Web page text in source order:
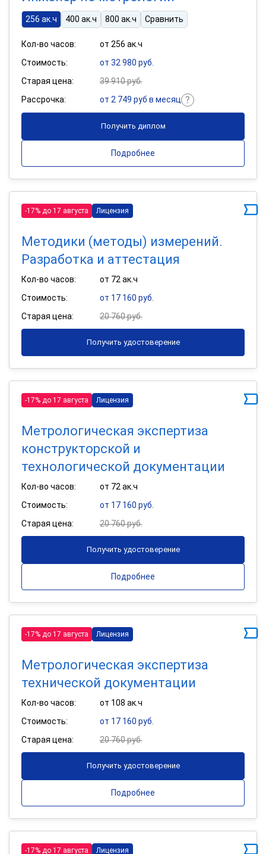
256 ак.ч 400 ак.ч 800 ак.ч Сравнить
Кол-во часов:
от 256 ак.ч
Стоимость:
от 32 980 руб.
Старая цена:
39 910 руб.
Рассрочка:
от 2 749 руб в месяц
Получить диплом
Подробнее
-17% до 17 августа Лицензия
Методики (методы) измерений.
Разработка и аттестация
Кол-во часов:
от 72 ак.ч
Стоимость:
от 17 160 руб.
Старая цена:
20 760 руб.
Получить удостоверение
-17% до 17 августа Лицензия
Метрологическая экспертиза
конструкторской и
технологической документации
Кол-во часов:
от 72 ак.ч
Стоимость:
от 17 160 руб.
Старая цена:
20 760 руб.
Получить удостоверение
Подробнее
-17% до 17 августа Лицензия
Метрологическая экспертиза
технической документации
Кол-во часов:
от 108 ак.ч
Стоимость:
от 17 160 руб.
Старая цена:
20 760 руб.
Получить удостоверение
Подробнее
-17% до 17 августа Лицензия